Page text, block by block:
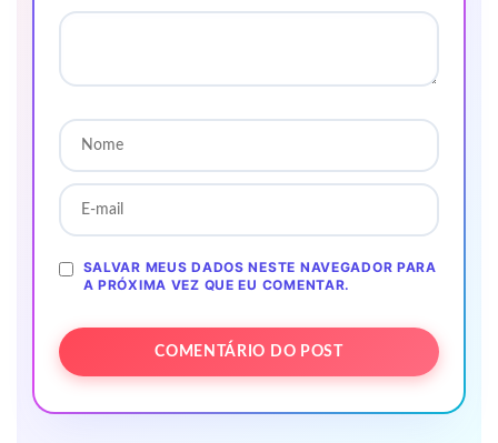
SALVAR MEUS DADOS NESTE NAVEGADOR PARA
A PRÓXIMA VEZ QUE EU COMENTAR.